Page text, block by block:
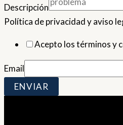
Descripción
Política de privacidad y aviso
Acepto los términos y
Email
ENVIAR